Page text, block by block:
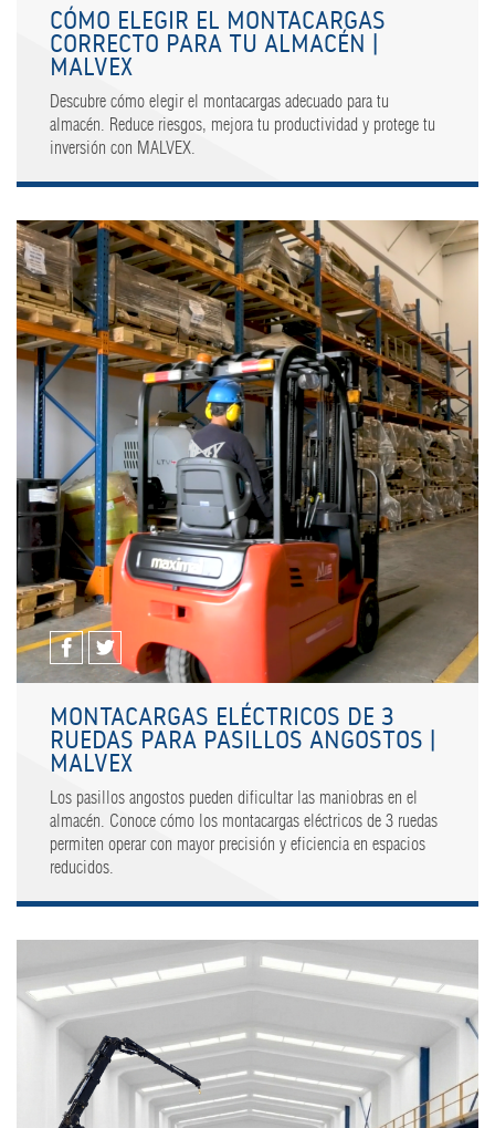
CÓMO ELEGIR EL MONTACARGAS
CORRECTO PARA TU ALMACÉN |
MALVEX
Descubre cómo elegir el montacargas adecuado para tu
almacén. Reduce riesgos, mejora tu productividad y protege tu
inversión con MALVEX.
MONTACARGAS ELÉCTRICOS DE 3
RUEDAS PARA PASILLOS ANGOSTOS |
MALVEX
Los pasillos angostos pueden dificultar las maniobras en el
almacén. Conoce cómo los montacargas eléctricos de 3 ruedas
permiten operar con mayor precisión y eficiencia en espacios
reducidos.